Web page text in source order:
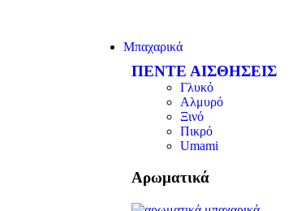
Μπαχαρικά
ΠΕΝΤΕ ΑΙΣΘΗΣΕΙΣ
Γλυκό
Αλμυρό
Ξινό
Πικρό
Umami
Αρωματικά